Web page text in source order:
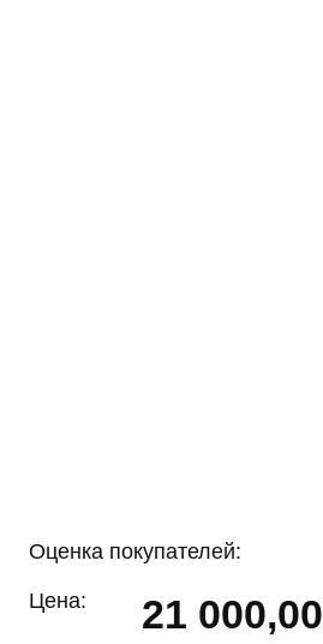
Оценка покупателей:
Цена: 21 000,00